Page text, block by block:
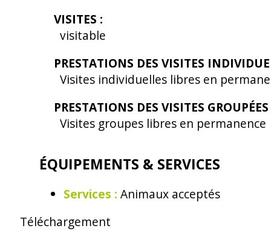
VISITES :
visitable
PRESTATIONS DES VISITES
Visites individuelles libres en
PRESTATIONS DES VISITES GROUPÉES
Visites groupes libres en permanence
ÉQUIPEMENTS & SERVICES
Services : Animaux acceptés
Téléchargement